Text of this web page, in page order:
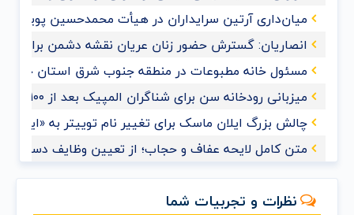
میان‌داری آرتین سرایداران در هیأت محمدحسین
انصاریان: گسترش حضور زنان عریان نقشه دشمن برای
مسئول خانه مطبوعات در منطقه جنوب شرق استان
میزبانی رودخانه سن برای شناگران المپیک بعد از ۱۰۰ سال
چالش بزرگ ایلان ماسک برای تغییر نام توییتر به «ایکس»
متن کامل لایحه عفاف و حجاب؛ از تعیین وظایف
نظرات و تجربیات شما